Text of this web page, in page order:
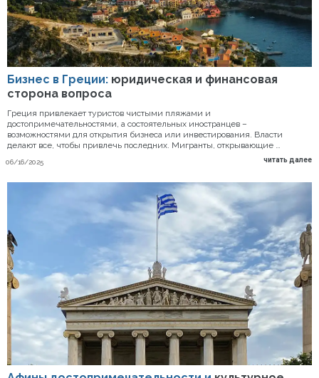
Бизнес в Греции: юридическая и финансовая
сторона вопроса
06/16/2025
Греция привлекает туристов чистыми пляжами и
достопримечательностями, а состоятельных иностранцев –
возможностями для открытия бизнеса или инвестирования. Власти
делают все, чтобы привлечь последних. Мигранты, открывающие …
читать далее